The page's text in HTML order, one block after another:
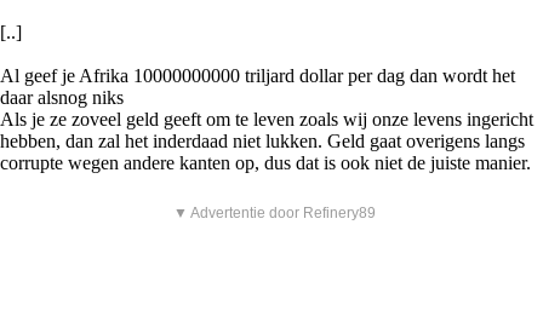
[..]
Al geef je Afrika 10000000000 triljard dollar per dag dan wordt het
daar alsnog niks
Als je ze zoveel geld geeft om te leven zoals wij onze levens ingericht
hebben, dan zal het inderdaad niet lukken. Geld gaat overigens langs
corrupte wegen andere kanten op, dus dat is ook niet de juiste manier.
▼ Advertentie door Refinery89